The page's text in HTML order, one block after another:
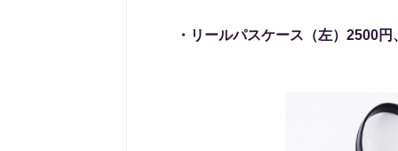
・リールパスケース（左）2500